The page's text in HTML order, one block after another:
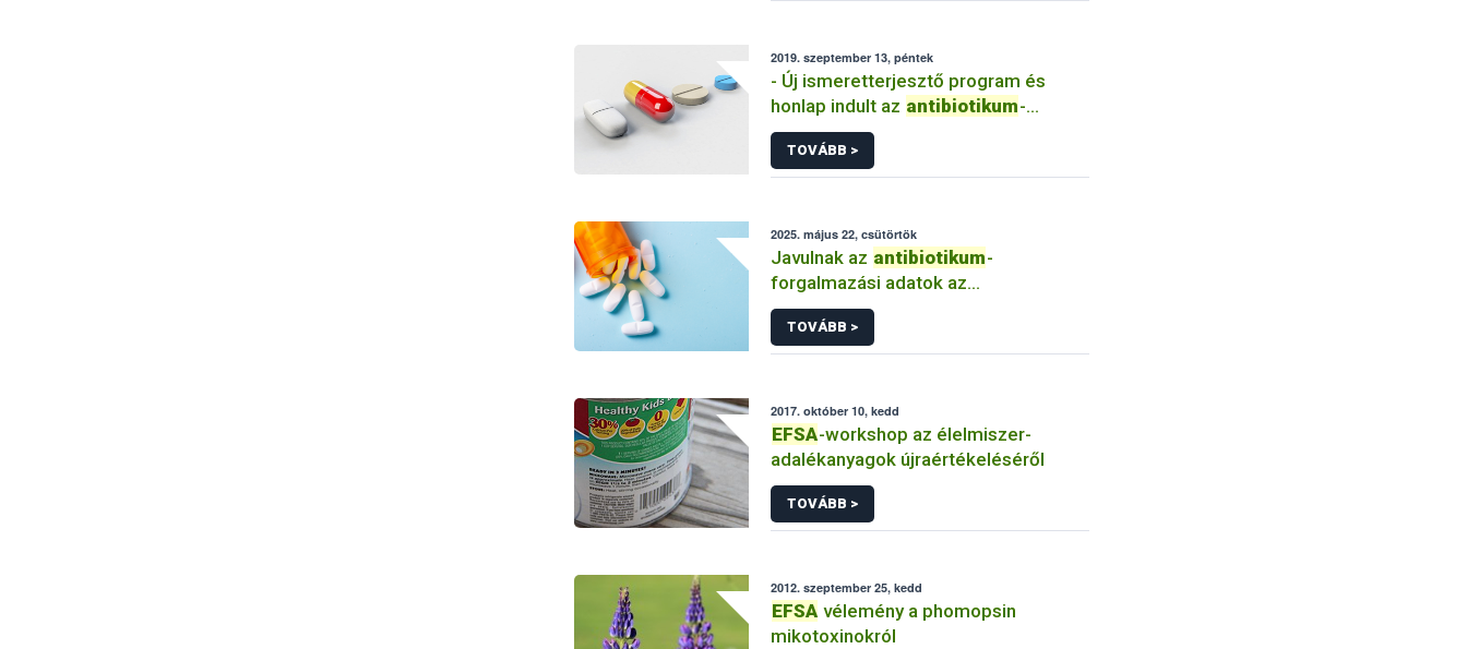
2019. szeptember 13, péntek
- Új ismeretterjesztő program és
honlap indult az antibiotikum-
rezisztencia elleni
TOVÁBB >
2025. május 22, csütörtök
Javulnak az antibiotikum-
forgalmazási adatok az
állatgyógyászati készítmények
esetében
TOVÁBB >
2017. október 10, kedd
EFSA-workshop az élelmiszer-
adalékanyagok újraértékeléséről
TOVÁBB >
2012. szeptember 25, kedd
EFSA vélemény a phomopsin
mikotoxinokról